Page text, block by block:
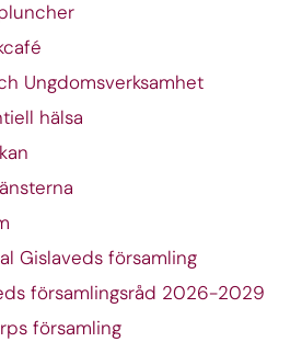
Ungdomsverksamhet
hälsa
Gislaveds församling
församlingsråd 2026-2029
församling